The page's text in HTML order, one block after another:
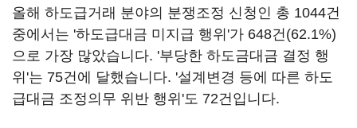
올해 하도급거래 분야의 분쟁조정 신청인 총 1044건
중에서는 '하도급대금 미지급 행위'가 648건(62.1%)
으로 가장 많았습니다. '부당한 하도금대금 결정 행
위'는 75건에 달했습니다. '설계변경 등에 따른 하도
급대금 조정의무 위반 행위'도 72건입니다.